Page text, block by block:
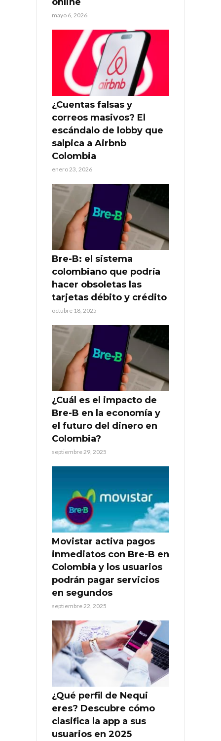
online
mayo 6, 2026
¿Cuentas falsas y
correos masivos? El
escándalo de lobby que
salpica a Airbnb
Colombia
enero 23, 2026
Bre-B: el sistema
colombiano que podría
hacer obsoletas las
tarjetas débito y crédito
octubre 18, 2025
¿Cuál es el impacto de
Bre-B en la economía y
el futuro del dinero en
Colombia?
septiembre 29, 2025
Movistar activa pagos
inmediatos con Bre-B en
Colombia y los usuarios
podrán pagar servicios
en segundos
septiembre 22, 2025
¿Qué perfil de Nequi
eres? Descubre cómo
clasifica la app a sus
usuarios en 2025